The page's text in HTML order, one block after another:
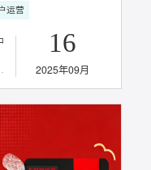
2025年10月